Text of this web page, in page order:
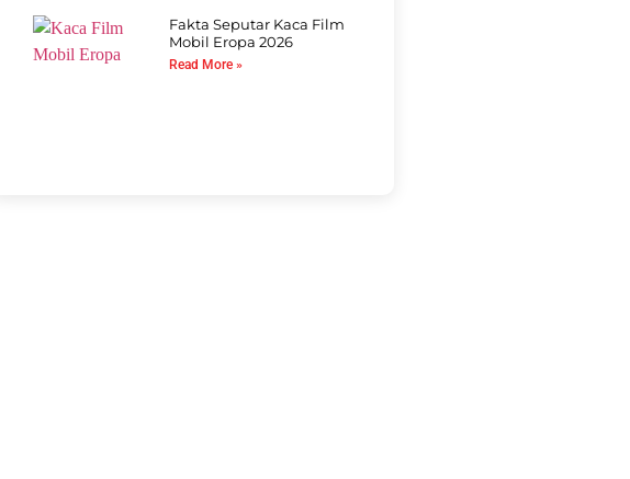
Fakta Seputar Kaca Film
Mobil Eropa 2026
Read More »